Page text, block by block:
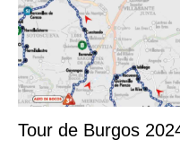
Tour de Burgos